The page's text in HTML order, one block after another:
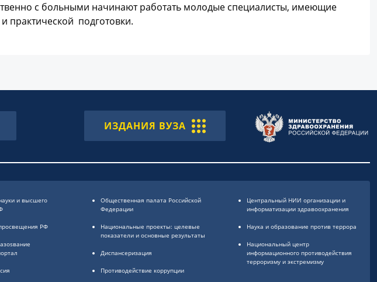
с больными начинают работать молодые специалисты, имеющие
практической подготовки.
ИЗДАНИЯ ВУЗА
и высшего
РФ
Общественная палата Российской
Федерации
Национальные проекты: целевые
показатели и основные результаты
Диспансеризация
Противодействие коррупции
Центральный НИИ организации и
информатизации здравоохранения
Наука и образование против террора
Национальный центр
информационного противодействия
терроризму и экстремизму